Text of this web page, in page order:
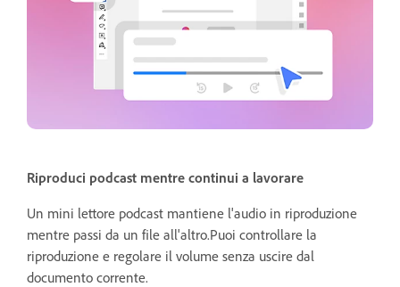
Riproduci podcast mentre continui a lavorare
Un mini lettore podcast mantiene l'audio in riproduzione
mentre passi da un file all'altro.Puoi controllare la
riproduzione e regolare il volume senza uscire dal
documento corrente.